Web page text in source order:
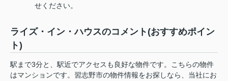
せください。
ライズ・イン・ハウスのコメント(おすすめポイン
ト)
駅まで3分と、駅近でアクセスも良好な物件です。こちらの物件
はマンションです。習志野市の物件情報をお探しなら、当社にお